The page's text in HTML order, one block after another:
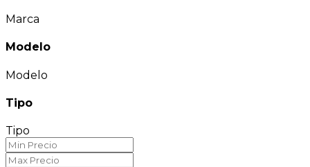
Marca
Modelo
Modelo
Tipo
Tipo